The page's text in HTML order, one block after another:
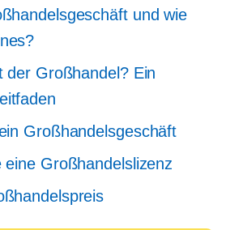
und wie
der Großhandel? Ein
Großhandelsgeschäft
eine Großhandelslizenz